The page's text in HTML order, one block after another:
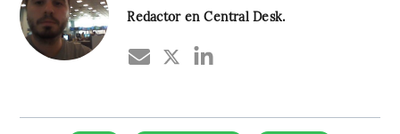
Redactor en Central Desk.